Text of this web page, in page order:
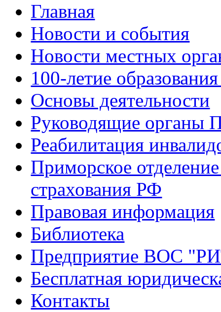
Главная
Новости и события
Новости местных
100-летие
Основы деятельности
Руководящие органы
Реабилитация
Приморское
страхования РФ
Правовая информация
Библиотека
Предприятие ВОС
Бесплатная
Контакты